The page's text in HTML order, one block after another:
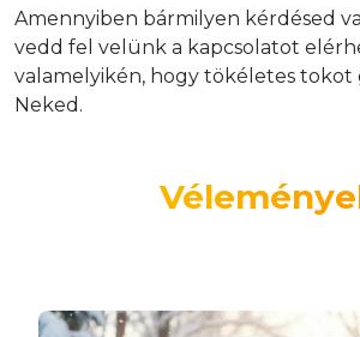
Amennyiben bármilyen kérdésed
vedd fel velünk a kapcsolatot
valamelyikén, hogy tökéletes tokot
Neked.